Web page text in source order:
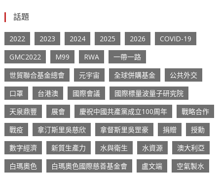
話題
2022 2023 2024 2025 2026
COVID-19
GMC2022
M99 RWA
一帶一路
世貿聯合基金總會
元宇宙 全球併購基金
公共外交
口罩
台港澳 國際會議
國際標量波量子研究院
天泉鼎豐
展會 慶祝中國共產黨成立100周年
戰略合作
戰疫
拿汀斯里吳慈欣 拿督斯里吳罡豪 捐贈
授勳
數字經濟
新質生產力 水與衛生 水資源
澳大利亞
白瑪奧色
白瑪奧色國際慈善基金會 盧文端
空氣製水